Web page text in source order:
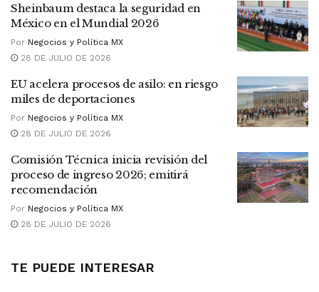
Sheinbaum destaca la seguridad en
México en el Mundial 2026
Por Negocios y Política MX
28 DE JULIO DE 2026
EU acelera procesos de asilo: en riesgo
miles de deportaciones
Por Negocios y Política MX
28 DE JULIO DE 2026
Comisión Técnica inicia revisión del
proceso de ingreso 2026; emitirá
recomendación
Por Negocios y Política MX
28 DE JULIO DE 2026
TE PUEDE INTERESAR